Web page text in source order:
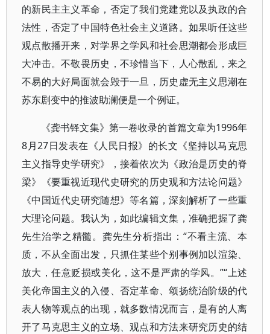
的新民主主义革命，否定了我们党建党以及执政的合
法性，否定了中国特色社会主义道路。如果听任这些
观点散播开来，对学界之学风和社会思潮都会形成巨
大冲击。不敬畏历史，不珍惜当下，人心散乱，来之
不易的大好局面就会毁于一旦，历史虚无主义思潮在
苏东剧变中的推波助澜便是一个例证。
《龚书铎文集》第一卷收录的首篇文章为1996年
8月27日发表在《人民日报》的长文《坚持以马克思
主义指导史学研究》，接着依次为《政治是历史的脊
梁》《要重视近现代史研究的历史观和方法论问题》
《中国近代史研究随想》等名篇，深刻解析了一些重
大理论问题。我认为，如此编辑文集，准确把握了龚
先生治学之精髓。龚先生分析指出：“不看主流、本
质，不从全面出发，只抓住某些个别事例加以渲染、
放大，任意贬损或美化，这不是严肃的学风。”“上述
美化帝国主义的入侵、否定革命、颂扬统治阶级的代
表人物等观点的出现，就多数情况而言，是有的人离
开了马克思主义的立场、观点和方法来研究历史的结